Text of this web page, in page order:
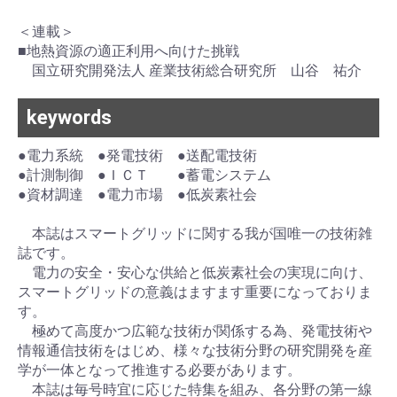
keywords
●電力系統 ●発電技術 ●送配電技術
●計測制御 ●ＩＣＴ ●蓄電システム
●資材調達 ●電力市場 ●低炭素社会
本誌はスマートグリッドに関する我が国唯一の技術雑
誌です。
電力の安全・安心な供給と低炭素社会の実現に向け、
スマートグリッドの意義はますます重要になっておりま
す。
極めて高度かつ広範な技術が関係する為、発電技術や
情報通信技術をはじめ、様々な技術分野の研究開発を産
学が一体となって推進する必要があります。
本誌は毎号時宜に応じた特集を組み、各分野の第一線
＜連載＞
■地熱資源の適正利用へ向けた挑戦
国立研究開発法人 産業技術総合研究所 山谷 祐介